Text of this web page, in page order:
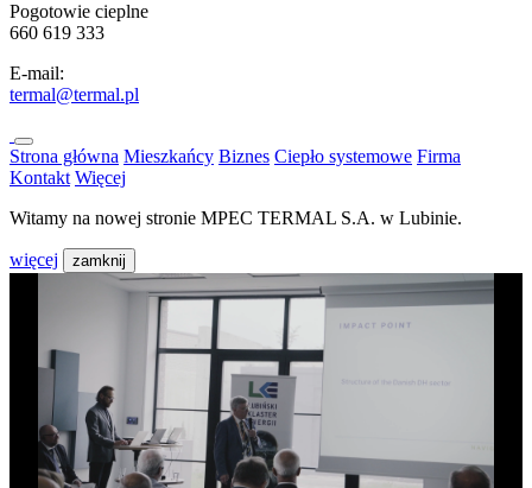
Pogotowie cieplne
660 619 333
E-mail:
termal@termal.pl
Strona główna Mieszkańcy Biznes Ciepło systemowe Firma
Kontakt Więcej
Witamy na nowej stronie MPEC TERMAL S.A. w Lubinie.
więcej zamknij